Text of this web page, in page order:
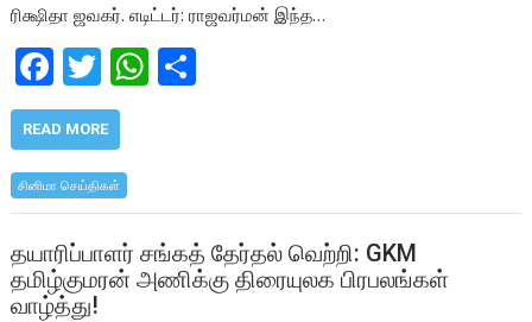
ரிக்ஷிதா ஜவகர். எடிட்டர்: ராஜவர்மன் இந்த…
F
ac
e
b
o
o
k
T
w
itt
er
W
h
A
p
p
READ MORE
சினிமா செய்திகள்
தயாரிப்பாளர் சங்கத் தேர்தல் வெற்றி: GKM
தமிழ்குமரன் அணிக்கு திரையுலக பிரபலங்கள்
வாழ்த்து!